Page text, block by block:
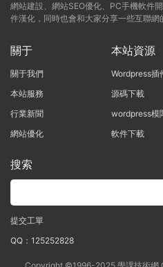
網站建設、網站SEO優化、PC手機軟件
件漢化，同時也會和大家分享一些互聯網
關于
關于我們
本站服務
行業新聞
網站優化
本站資源
Wordpress插
源碼下載
wordpress模
軟件下載
搜索
提交工單
QQ：125252828